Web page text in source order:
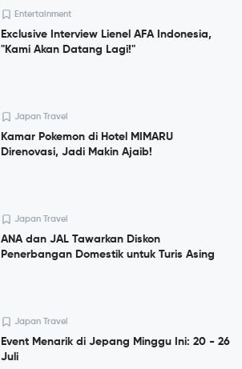
Entertainment
Exclusive Interview Lienel AFA Indonesia,
"Kami Akan Datang Lagi!"
Japan Travel
Kamar Pokemon di Hotel MIMARU
Direnovasi, Jadi Makin Ajaib!
Japan Travel
ANA dan JAL Tawarkan Diskon
Penerbangan Domestik untuk Turis Asing
Japan Travel
Event Menarik di Jepang Minggu Ini: 20 - 26
Juli